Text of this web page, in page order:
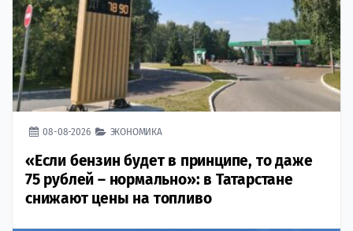
08-08-2026 ЭКОНОМИКА
«Если бензин будет в принципе, то даже
75 рублей – нормально»: в Татарстане
снижают цены на топливо